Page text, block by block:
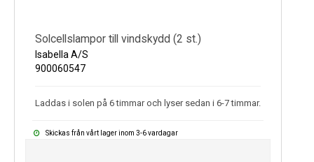
Solcellslampor till vindskydd (2 st.)
Isabella A/S
900060547
Laddas i solen på 6 timmar och lyser sedan i 6-7 timmar.
Skickas från vårt lager inom 3-6 vardagar